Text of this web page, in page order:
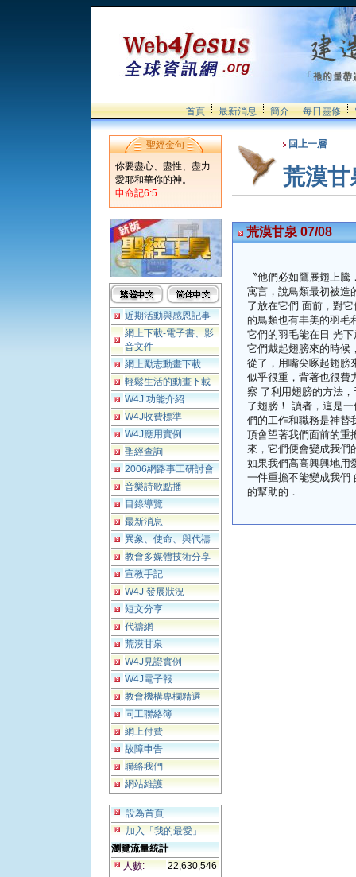
首頁 最新消息 簡介 每日靈修
聖經金句
你要盡心、盡性、盡力
愛耶和華你的神。
申命記6:5
近期活動與感恩記事
網上下載-電子書、影
音文件
網上勵志動畫下載
輕鬆生活的動畫下載
W4J 功能介紹
W4J收費標準
W4J應用實例
聖經查詢
2006網路事工研討會
音樂詩歌點播
目錄導覽
最新消息
異象、使命、與代禱
教會多媒體技術分享
宣教手記
W4J 發展狀況
短文分享
代禱網
荒漠甘泉
W4J見證實例
W4J電子報
教會機構專欄精選
同工聯絡簿
網上付費
故障申告
聯絡我們
網站維護
設為首頁
加入「我的最愛」
瀏覽流量統計
人數:
22,630,546
回上一層
荒漠甘
荒漠甘泉 07/08
〝他們必如鷹展翅上
寓言，說鳥類最初被造
了放在它們 面前，對
的鳥類也有丰美的羽毛
它們的羽毛能在日 光
它們戴起翅膀來的時候
從了，用嘴尖啄起翅膀
似乎很重，背著也很費
察 了利用翅膀的方法
了翅膀！ 讀者，這是
們的工作和職務是神替
頂會望著我們面前的重
來，它們便會變成我們
如果我們高高興興地用
一件重擔不能變成我們
的幫助的．